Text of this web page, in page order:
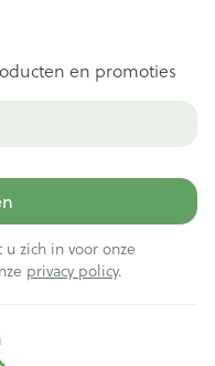
en promoties
zich in voor onze
privacy policy.